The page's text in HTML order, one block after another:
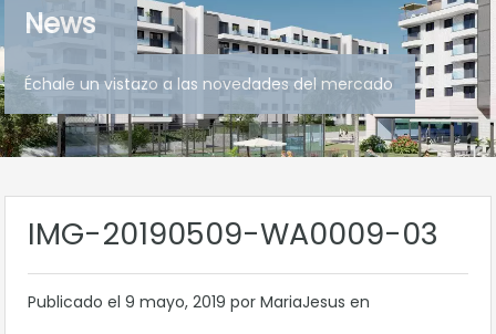
News
Échale un vistazo a las novedades del mercado
IMG-20190509-WA0009-03
Publicado el 9 mayo, 2019 por MariaJesus en